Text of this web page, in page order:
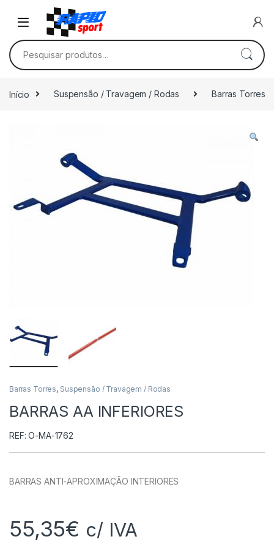
Skip to navigation
Skip to content
Pesquisar por:
Início Suspensão / Travagem / Rodas Barras Torres
Barras Torres, Suspensão / Travagem / Rodas
BARRAS AA INFERIORES
REF: O-MA-1762
BARRAS ANTI-APROXIMAÇÃO INTERIORES
55,35€ c/ IVA